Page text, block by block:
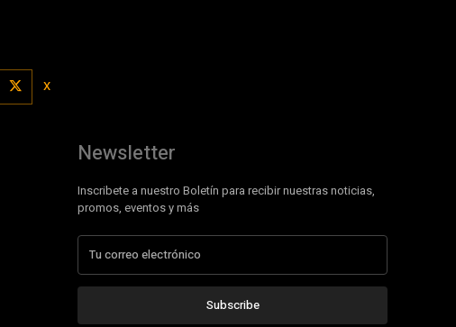
X
Newsletter
Inscribete a nuestro Boletín para recibir nuestras noticias,
promos, eventos y más
Subscribe